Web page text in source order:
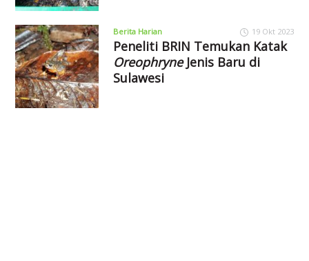
Berita Harian 19 Okt 2023
Peneliti BRIN Temukan Katak
OreophryneJenis Baru di
Sulawesi